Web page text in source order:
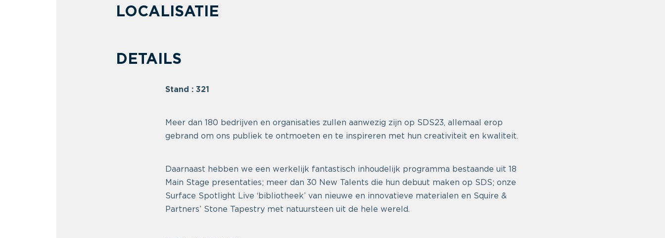
LOCALISATIE
DETAILS
Stand : 321
Meer dan 180 bedrijven en organisaties zullen aanwezig zijn op SDS23, allemaal erop
gebrand om ons publiek te ontmoeten en te inspireren met hun creativiteit en kwaliteit.
Daarnaast hebben we een werkelijk fantastisch inhoudelijk programma bestaande uit 18
Main Stage presentaties; meer dan 30 New Talents die hun debuut maken op SDS; onze
Surface Spotlight Live ‘bibliotheek’ van nieuwe en innovatieve materialen en Squire &
Partners’ Stone Tapestry met natuursteen uit de hele wereld.